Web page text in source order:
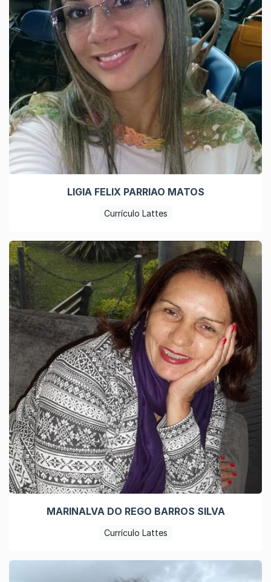
LIGIA FELIX PARRIAO MATOS
Currículo Lattes
MARINALVA DO REGO BARROS SILVA
Currículo Lattes